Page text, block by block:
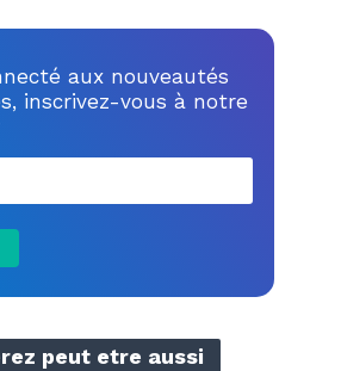
aux nouveautés
inscrivez-vous à notre
peut etre aussi